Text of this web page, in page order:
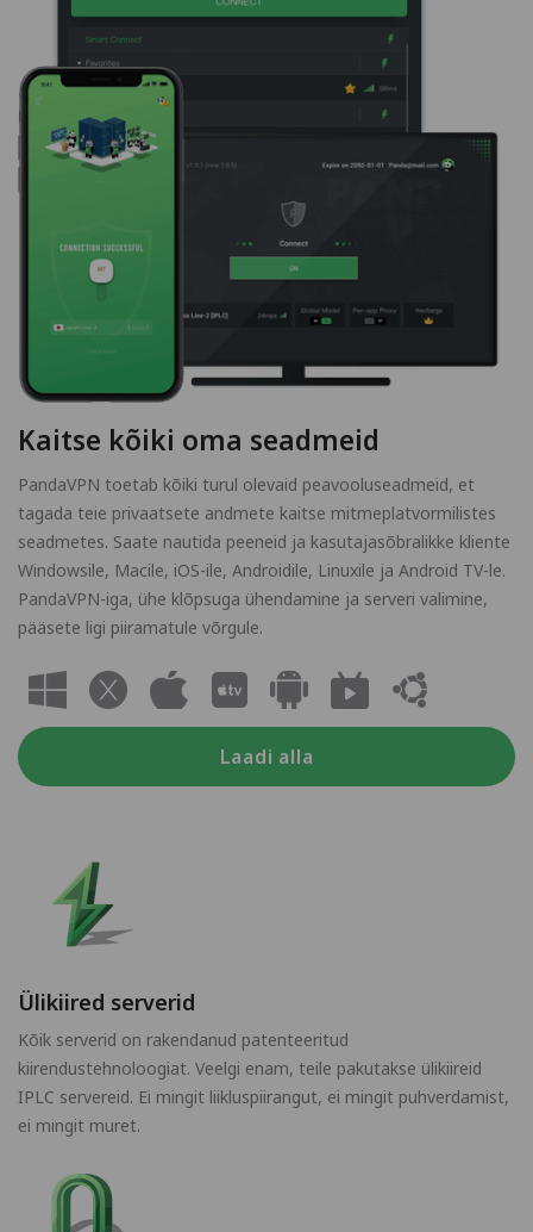
Kaitse kõiki oma seadmeid
PandaVPN toetab kõiki turul olevaid peavooluseadmeid, et
tagada teie privaatsete andmete kaitse mitmeplatvormilistes
seadmetes. Saate nautida peeneid ja kasutajasõbralikke kliente
Windowsile, Macile, iOS-ile, Androidile, Linuxile ja Android TV-le.
PandaVPN-iga, ühe klõpsuga ühendamine ja serveri valimine,
pääsete ligi piiramatule võrgule.
Laadi alla
Ülikiired serverid
Kõik serverid on rakendanud patenteeritud
kiirendustehnoloogiat. Veelgi enam, teile pakutakse ülikiireid
IPLC servereid. Ei mingit liikluspiirangut, ei mingit puhverdamist,
ei mingit muret.